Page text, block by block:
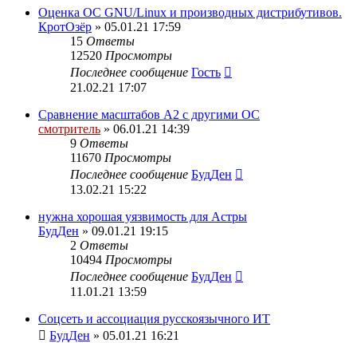
Оценка ОС GNU/Linux и производных дистрибутивов.
КротОзёр » 05.01.21 17:59
15 Ответы
12520 Просмотры
Последнее сообщение Гость
21.02.21 17:07
Сравнение масштабов A2 с другими ОС
смотритель » 06.01.21 14:39
9 Ответы
11670 Просмотры
Последнее сообщение БудДен
13.02.21 15:22
нужна хорошая уязвимость для Астры
БудДен » 09.01.21 19:15
2 Ответы
10494 Просмотры
Последнее сообщение БудДен
11.01.21 13:59
Соцсеть и ассоциация русскоязычного ИТ
БудДен » 05.01.21 16:21